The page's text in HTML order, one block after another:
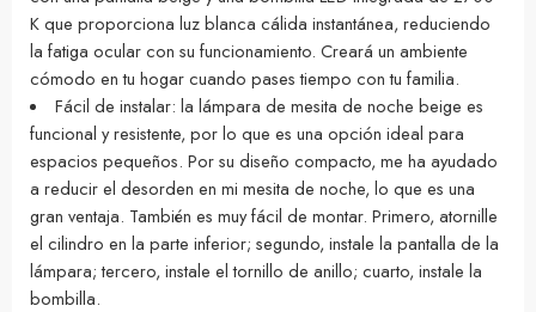
K que proporciona luz blanca cálida instantánea, reduciendo
la fatiga ocular con su funcionamiento. Creará un ambiente
cómodo en tu hogar cuando pases tiempo con tu familia.
Fácil de instalar: la lámpara de mesita de noche beige es
funcional y resistente, por lo que es una opción ideal para
espacios pequeños. Por su diseño compacto, me ha ayudado
a reducir el desorden en mi mesita de noche, lo que es una
gran ventaja. También es muy fácil de montar. Primero, atornille
el cilindro en la parte inferior; segundo, instale la pantalla de la
lámpara; tercero, instale el tornillo de anillo; cuarto, instale la
bombilla.